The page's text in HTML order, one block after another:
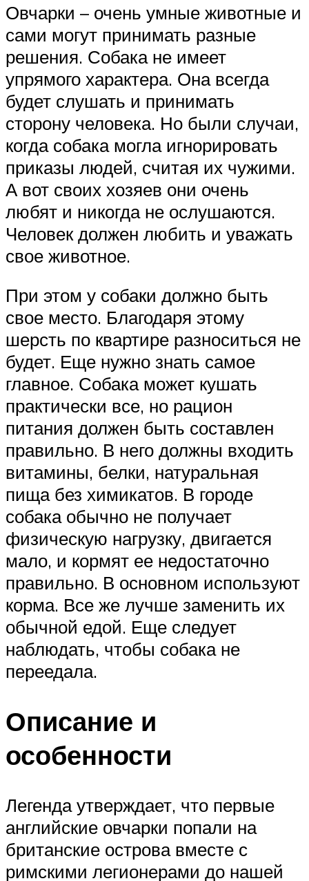
Овчарки – очень умные животные и
сами могут принимать разные
решения. Собака не имеет
упрямого характера. Она всегда
будет слушать и принимать
сторону человека. Но были случаи,
когда собака могла игнорировать
приказы людей, считая их чужими.
А вот своих хозяев они очень
любят и никогда не ослушаются.
Человек должен любить и уважать
свое животное.
При этом у собаки должно быть
свое место. Благодаря этому
шерсть по квартире разноситься не
будет. Еще нужно знать самое
главное. Собака может кушать
практически все, но рацион
питания должен быть составлен
правильно. В него должны входить
витамины, белки, натуральная
пища без химикатов. В городе
собака обычно не получает
физическую нагрузку, двигается
мало, и кормят ее недостаточно
правильно. В основном используют
корма. Все же лучше заменить их
обычной едой. Еще следует
наблюдать, чтобы собака не
переедала.
Описание и
особенности
Легенда утверждает, что первые
английские овчарки попали на
британские острова вместе с
римскими легионерами до нашей